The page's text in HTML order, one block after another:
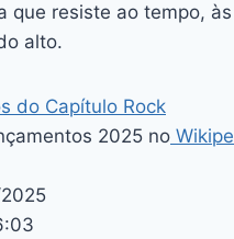
que resiste ao tempo,
alto.
do Capítulo Rock
2025 no W